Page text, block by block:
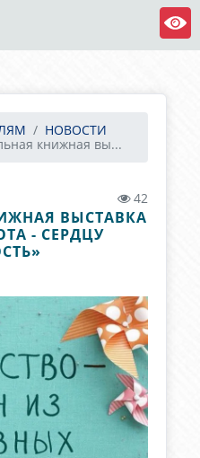
НОВОСТИ
книжная вы...
42
ВЫСТАВКА
- СЕРДЦУ